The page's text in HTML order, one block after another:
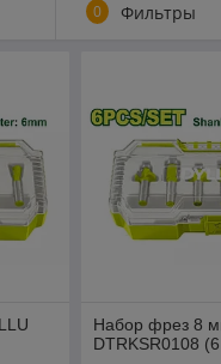
0 Фильтры
Набор фрез 8
DTRKSR0108